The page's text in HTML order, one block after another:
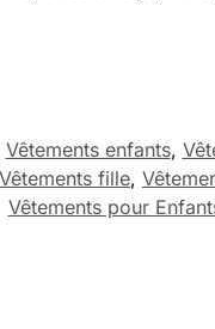
Vêtements enfants,
Vêtements fille,
Vêtements pour